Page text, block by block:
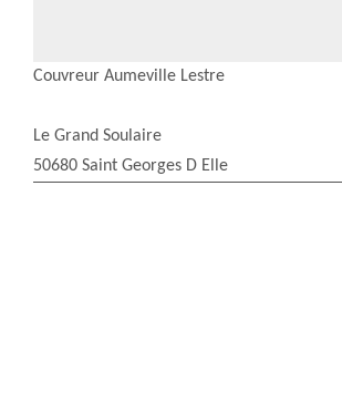
Couvreur Aumeville Lestre
Le Grand Soulaire
50680 Saint Georges D Elle